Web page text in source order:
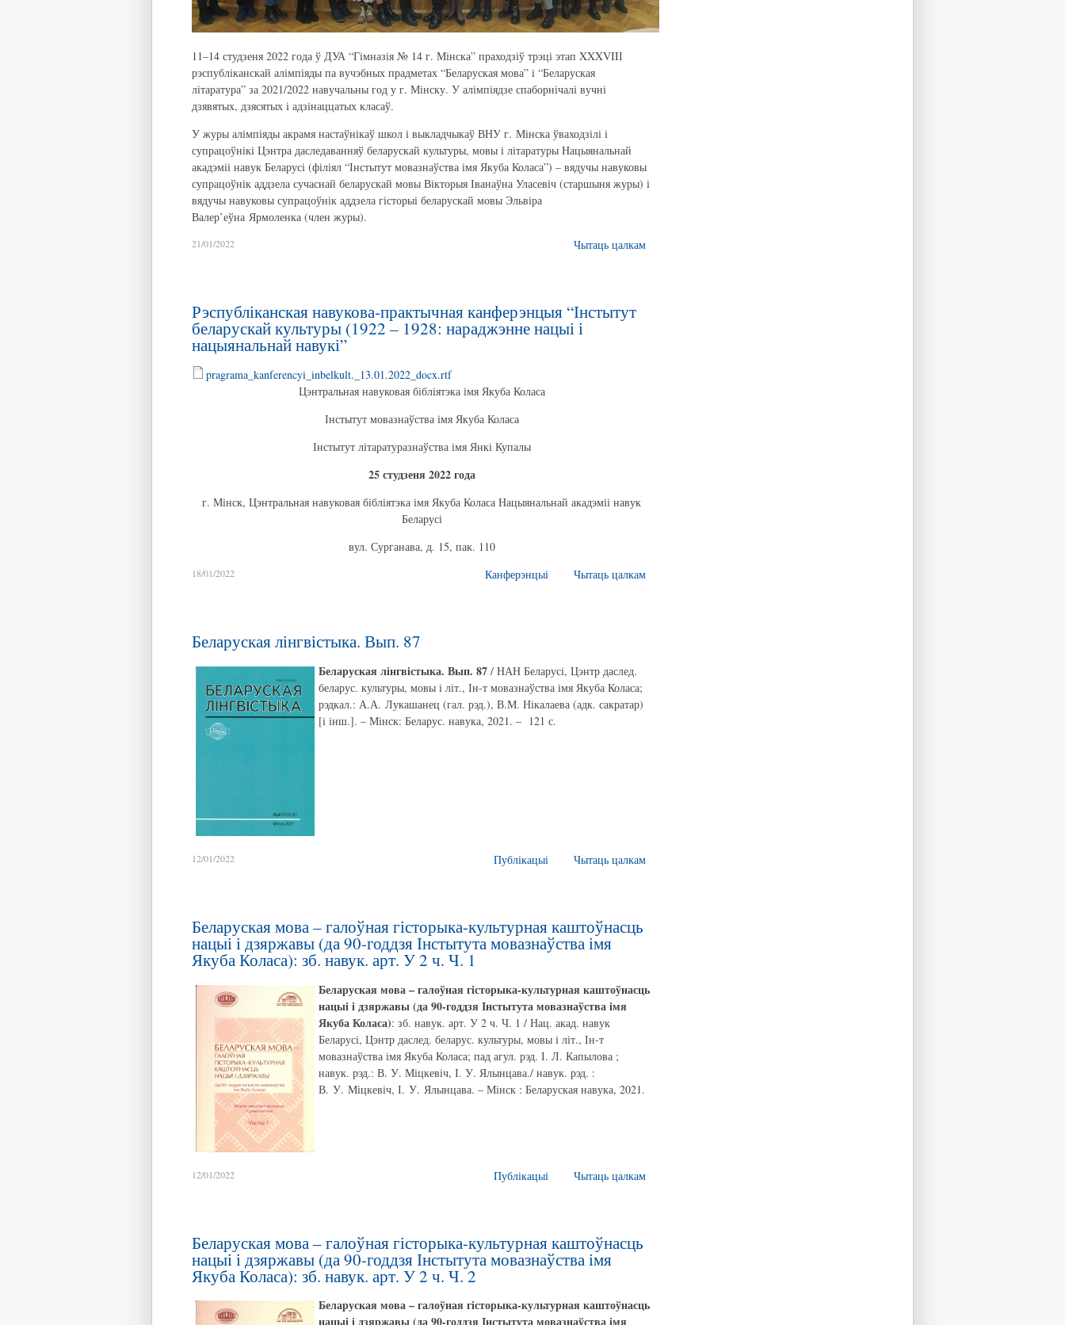
11–14 студзеня 2022 года ў ДУА “Гімназія № 14 г. Мінска” праходзіў трэці этап XXXVIIІ
рэспубліканскай алімпіяды па вучэбных прадметах “Беларуская мова” і “Беларуская
літаратура” за 2021/2022 навучальны год у г. Мінску. У алімпіядзе спаборнічалі вучні
дзявятых, дзясятых і адзінаццатых класаў.
У журы алімпіяды акрамя настаўнікаў школ і выкладчыкаў ВНУ г. Мінска ўваходзілі і
супрацоўнікі Цэнтра даследаванняў беларускай культуры, мовы і літаратуры Нацыянальнай
акадэміі навук Беларусі (філіял “Інстытут мовазнаўства імя Якуба Коласа”) – вядучы навуковы
супрацоўнік аддзела сучаснай беларускай мовы Вікторыя Іванаўна Уласевіч (старшыня журы) і
вядучы навуковы супрацоўнік аддзела гісторыі беларускай мовы Эльвіра
Валер’еўна Ярмоленка (член журы).
21/01/2022 Чытаць цалкам
Рэспубліканская навукова-практычная канферэнцыя “Інстытут
беларускай культуры (1922 – 1928: нараджэнне нацыі і
нацыянальнай навукі”
pragrama_kanferencyi_inbelkult._13.01.2022_docx.rtf
Цэнтральная навуковая бібліятэка імя Якуба Коласа
Інстытут мовазнаўства імя Якуба Коласа
Інстытут літаратуразнаўства імя Янкі Купалы
25 студзеня 2022 года
г. Мінск, Цэнтральная навуковая бібліятэка імя Якуба Коласа Нацыянальнай акадэміі навук
Беларусі
вул. Сурганава, д. 15, пак. 110
18/01/2022 Канферэнцыі Чытаць цалкам
Беларуская лінгвістыка. Вып. 87
Беларуская лінгвістыка. Вып. 87 / НАН Беларусі, Цэнтр даслед.
беларус. культуры, мовы і літ., Ін-т мовазнаўства імя Якуба Коласа;
рэдкал.: А.А. Лукашанец (гал. рэд.), В.М. Нікалаева (адк. сакратар)
[і інш.]. – Мінск: Беларус. навука, 2021. – 121 с.
12/01/2022 Публікацыі Чытаць цалкам
Беларуская мова – галоўная гісторыка-культурная каштоўнасць
нацыі і дзяржавы (да 90-годдзя Інстытута мовазнаўства імя
Якуба Коласа): зб. навук. арт. У 2 ч. Ч. 1
Беларуская мова – галоўная гісторыка-культурная каштоўнасць
нацыі і дзяржавы (да 90-годдзя Інстытута мовазнаўства імя
Якуба Коласа): зб. навук. арт. У 2 ч. Ч. 1 / Нац. акад. навук
Беларусі, Цэнтр даслед. беларус. культуры, мовы і літ., Ін-т
мовазнаўства імя Якуба Коласа; пад агул. рэд. І. Л. Капылова ;
навук. рэд.: В. У. Міцкевіч, І. У. Ялынцава./ навук. рэд. :
В. У. Міцкевіч, І. У. Ялынцава. – Мінск : Беларуская навука, 2021.
12/01/2022 Публікацыі Чытаць цалкам
Беларуская мова – галоўная гісторыка-культурная каштоўнасць
нацыі і дзяржавы (да 90-годдзя Інстытута мовазнаўства імя
Якуба Коласа): зб. навук. арт. У 2 ч. Ч. 2
Беларуская мова – галоўная гісторыка-культурная каштоўнасць
нацыі і дзяржавы (да 90-годдзя Інстытута мовазнаўства імя